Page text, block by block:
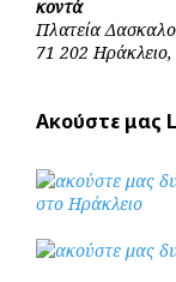
κοντά
Πλατεία
71 202
Ακούστε μας